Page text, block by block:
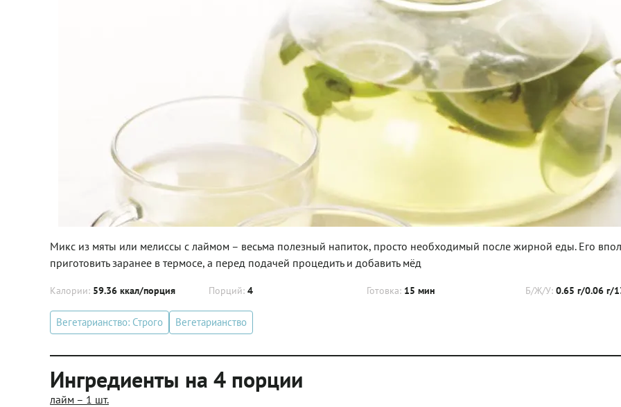
Микс из мяты или мелиссы с лаймом – весьма полезный напиток, просто необходимый после жирной еды. Его
приготовить заранее в термосе, а перед подачей процедить и добавить мёд
Калории: 59.36 ккал/порция Порций: 4 Готовка: 15 мин Б/Ж/У: 0.65 г/0.06 г/
Вегетарианство: Строго Вегетарианство
Ингредиенты на 4 порции
лайм – 1 шт.